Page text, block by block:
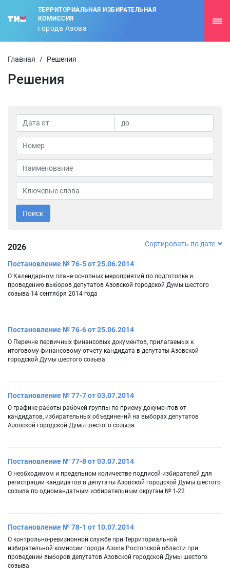
ТЕРРИТОРИАЛЬНАЯ ИЗБИРАТЕЛЬНАЯ
КОМИССИЯ
города Азова
Главная / Решения
Решения
Поиск
2026 Сортировать по дате
Постановление № 76-5 от 25.06.2014
О Календарном плане основных мероприятий по подготовке и
проведению выборов депутатов Азовской городской Думы шестого
созыва 14 сентября 2014 года
Постановление № 76-6 от 25.06.2014
О Перечне первичных финансовых документов, прилагаемых к
итоговому финансовому отчету кандидата в депутаты Азовской
городской Думы шестого созыва
Постановление № 77-7 от 03.07.2014
О графике работы рабочей группы по приему документов от
кандидатов, избирательных объединений на выборах депутатов
Азовской городской Думы шестого созыва
Постановление № 77-8 от 03.07.2014
О необходимом и предельном количестве подписей избирателей для
регистрации кандидатов в депутаты Азовской городской Думы шестого
созыва по одномандатным избирательным округам № 1-22
Постановление № 78-1 от 10.07.2014
О контрольно-ревизионной службе при Территориальной
избирательной комиссии города Азова Ростовской области при
проведении выборов депутатов Азовской городской Думы шестого
созыва